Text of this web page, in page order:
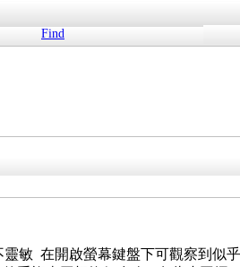
Find
敏 在開啟螢幕鍵盤下可觀察到似